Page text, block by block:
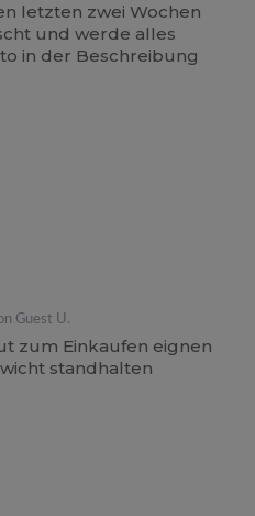
letzten zwei Wochen
und werde alles
in der Beschreibung
Guest U.
zum Einkaufen eignen
standhalten